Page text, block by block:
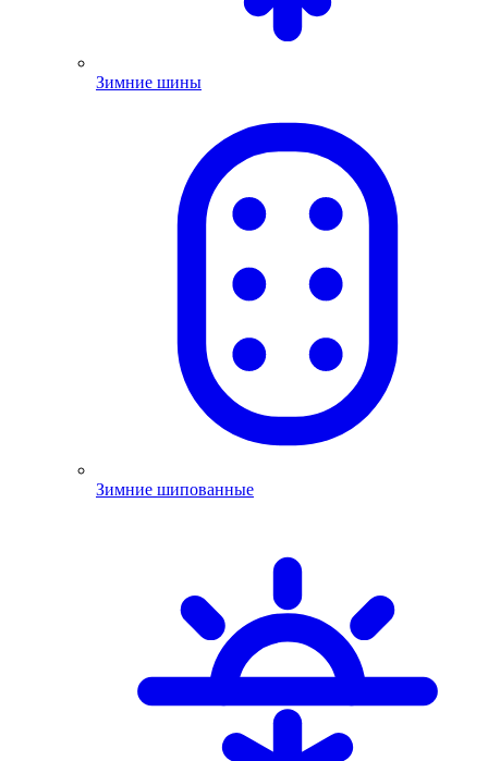
Зимние шины
Зимние шипованные